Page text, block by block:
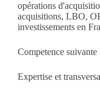
opérations
acquisitions, LBO,
investissements en
Competence suivante
Expertise et